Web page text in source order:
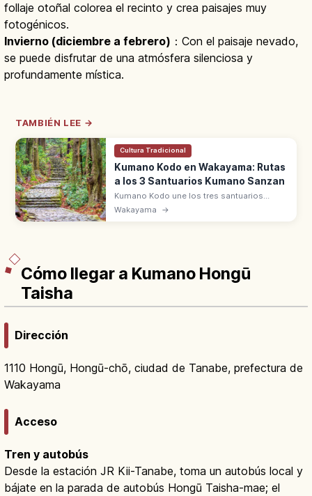
follaje otoñal colorea el recinto y crea paisajes muy
fotogénicos.
Invierno (diciembre a febrero) ：Con el paisaje nevado,
se puede disfrutar de una atmósfera silenciosa y
profundamente mística.
TAMBIÉN LEE →
Cultura Tradicional
Kumano Kodo en Wakayama: Rutas
a los 3 Santuarios Kumano Sanzan
Kumano Kodo une los tres santuarios
Kumano Sanzan: Hongu Taisha, Hayatama y
Nachi Taisha. Patrimonio UNESCO desde
Wakayama →
Cómo llegar a Kumano Hongū
Taisha
Dirección
1110 Hongū, Hongū-chō, ciudad de Tanabe, prefectura de
Wakayama
Acceso
Tren y autobús
Desde la estación JR Kii-Tanabe, toma un autobús local y
bájate en la parada de autobús Hongū Taisha-mae; el